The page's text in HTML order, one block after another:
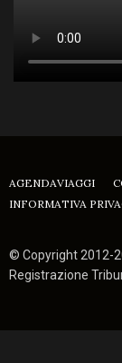
AGENDAVIAGGI
INFORMATIVA
© Copyright 2012-
Registrazione